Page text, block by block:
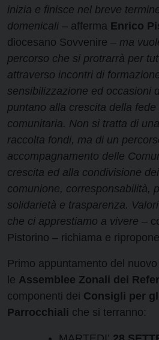
inizia e finisce nel breve
domenicali – afferma Enrico
diocesano Sovvenire – ma
percorso che si protrarrà per
attraverso incontri di
sensibilizzazione ed occasioni
puntano alla crescita della
comunitaria. Non si tratta di
raccolta fondi, ma di un
accompagnamento delle
crescita ed alla condivisione
comunione, corresponsabilità,
solidarietà e trasparenza.
che ci apprestiamo a vivere –
Pistorino – richiama e
Primo appuntamento del
le Assemblee Zonali dei
componenti dei Consigli per
Parrocchiali che si terranno: